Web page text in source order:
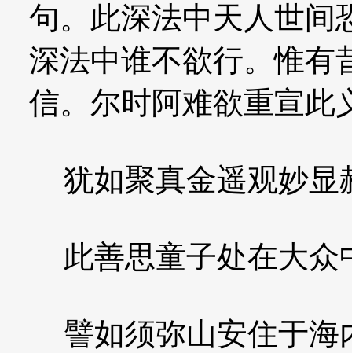
句。此深法中天人世间
深法中谁不欲行。惟有
信。尔时阿难欲重宣此
犹如聚真金遥观妙显
此善思童子处在大众
譬如须弥山安住于海